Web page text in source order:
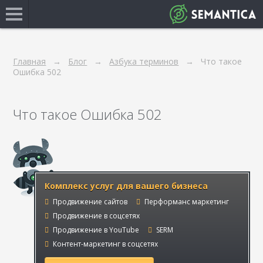
Главная Блог Азбука терминов
Что такое
Ошибка 502
Что такое Ошибка 502
Комплекс услуг для вашего бизнеса
Продвижение сайтов
Перформанс маркетинг
Продвижение в соцсетях
Продвижение в YouTube
SERM
Контент-маркетинг в соцсетях